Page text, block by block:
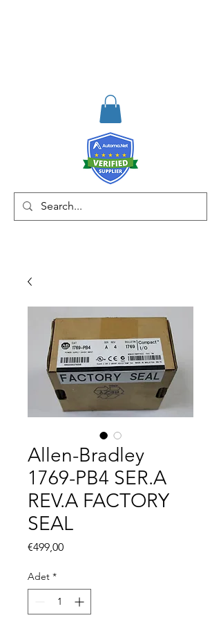
Allen-Bradley
1769-PB4 SER.A
REV.A FACTORY
SEAL
€499,00Fiyat
Adet *